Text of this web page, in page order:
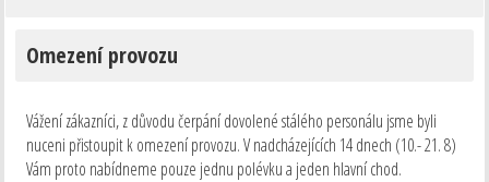
Omezení provozu
Vážení zákazníci, z důvodu čerpání dovolené stálého personálu jsme byli
nuceni přistoupit k omezení provozu. V nadcházejících 14 dnech (10.- 21. 8)
Vám proto nabídneme pouze jednu polévku a jeden hlavní chod.